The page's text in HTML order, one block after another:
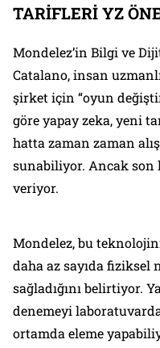
TARİFLERİ YZ
Mondelez’in Bilgi ve
Catalano, insan
şirket için “oyun
göre yapay zeka, yeni
hatta zaman zaman
sunabiliyor. Ancak son
veriyor.
Mondelez, bu
daha az sayıda fiziksel
sağladığını belirtiyor.
denemeyi
ortamda eleme